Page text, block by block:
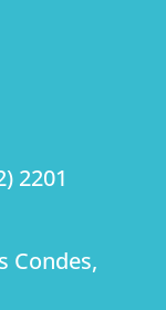
2201
Condes,